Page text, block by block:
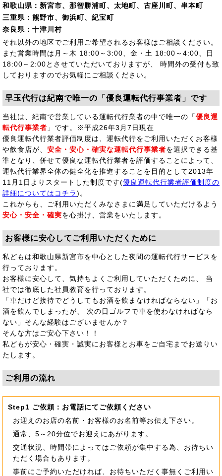
和歌山県：新宮市、那智勝浦町、太地町、古座川町、串本町
三重県：熊野市、御浜町、紀宝町
奈良県：十津川村
それ以外の地区でご利用ご希望されるお客様はご相談ください。
また営業時間は月～木 18:00～3:00、金・土 18:00～4:00、日
18:00～2:00とさせていただいておりますが、 時間外の受付も致
しておりますのでお気軽にご相談ください。
早玉代行は紀南で唯一の「優良運転代行事業者」です
当社は、紀南で営業している運転代行業者の中で唯一の「優良運
転代行事業者 」です。※平成26年3月7日現在
優良運転代行業者評価制度は、運転代行をご利用いただくお客様
や飲食店が、 安全・安心・確実な運転代行事業者を選択できる基
準となり、併せて優良な運転代行業者を評価することによって、
運転代行業界全体の健全化を推進することを目的として2013年
11月1日よりスタートした制度です(優良運転代行業者評価制度の
詳細についてはコチラ)。
これからも、ご利用いただくみなさまに満足していただけるよう
安心・安全・確実を心掛け、営業をいたします。
お客様に安心してご利用いただくために
私どもは和歌山県新宮市を中心とした夜間の運転代行サービスを
行っております。
お客様に安心して、気持ちよくご利用していただくために、 当
社では徹底した社員教育を行っております。
「車だけど接待でどうしてもお酒を飲まなければならない」「お
酒を飲んでしまったが、 次の日ゴルフで車を使わなければなら
ない」そんな経験はございませんか？
そんな方はご安心下さい！！
私どもが安心・確実・誠実にお客様とお車をご自宅までお送りい
たします。
ご利用の流れ
Step1 ご依頼：お電話にてご依頼ください
お迎えのお店の名前・お客様のお名前等お伝え下さい。
通常、5～20分位でお迎えにあがります。
交通状況、時間帯によってはご依頼が集中する為、お待ちい
ただく場合もあります。
事前にご予約いただければ、お待ちいただく事無くご利用い